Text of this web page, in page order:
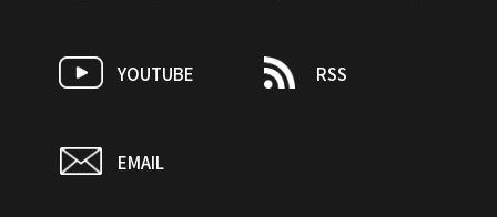
YOUTUBE RSS
EMAIL